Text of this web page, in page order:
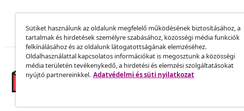
Sütiket használunk az oldalunk megfelelő működésének biztosításához, a
tartalmak és hirdetések személyre szabásához, közösségi média funkciók
felkínálásához és az oldalunk látogatottságának elemzéséhez.
Oldalhasználattal kapcsolatos információkat is megosztunk a közösségi
média területén tevékenykedő, a hirdetési és elemzési szolgáltatásokat
nyújtó partnereinkkel. Adatvédelmi és süti nyilatkozat